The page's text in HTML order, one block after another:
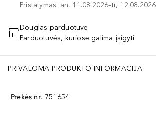
Pristatymas: an, 11.08.2026–tr, 12.08.2026
PRIDĖTI Į KREPŠELĮ
Douglas parduotuvė
Parduotuvės, kuriose galima įsigyti
PRIVALOMA PRODUKTO INFORMACIJA
Prekės nr. 751654